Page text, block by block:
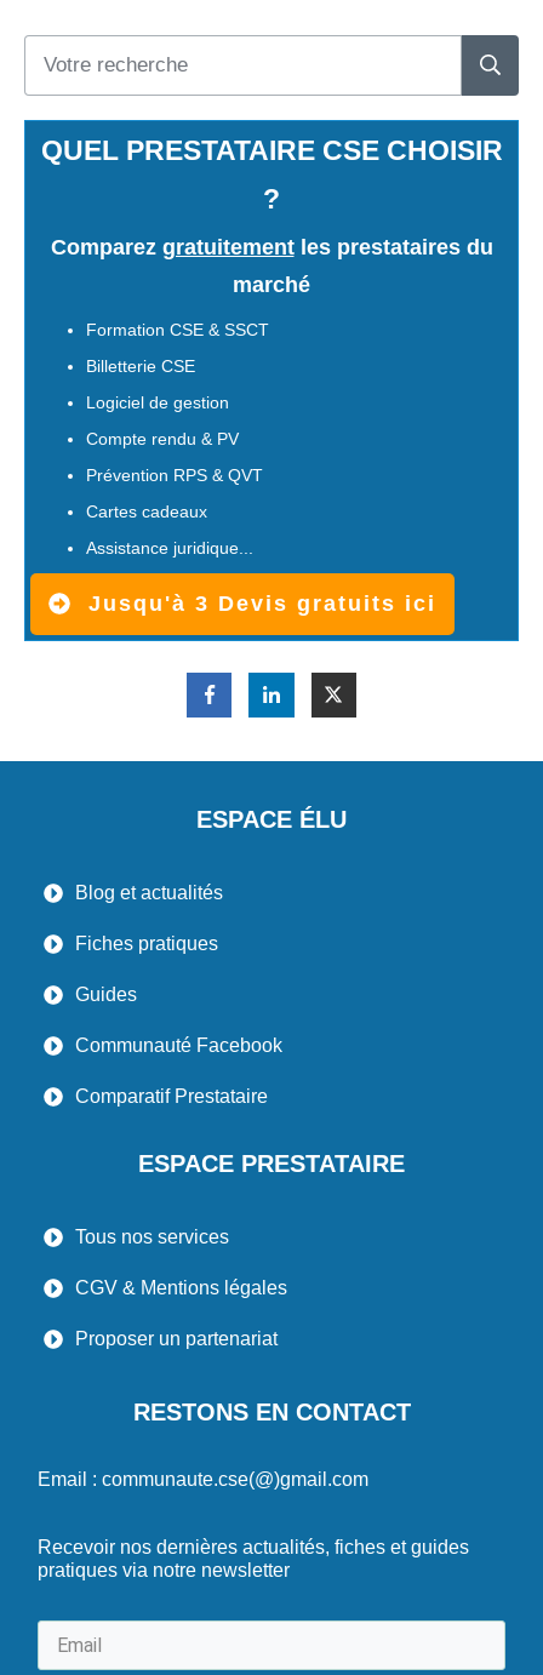
QUEL PRESTATAIRE CSE CHOISIR
?
Comparez gratuitementles prestataires du
marché
Formation CSE & SSCT
Billetterie CSE
Logiciel de gestion
Compte rendu & PV
Prévention RPS & QVT
Cartes cadeaux
Assistance juridique...
Jusqu'à 3 Devis gratuits ici
ESPACE ÉLU
Blog et actualités
Fiches pratiques
Guides
Communauté Facebook
Comparatif Prestataire
ESPACE PRESTATAIRE
Tous nos services
CGV & Mentions légales
Proposer un partenariat
RESTONS EN CONTACT
Email : communaute.cse(@)gmail.com
Recevoir nos dernières actualités, fiches et guides
pratiques via notre newsletter